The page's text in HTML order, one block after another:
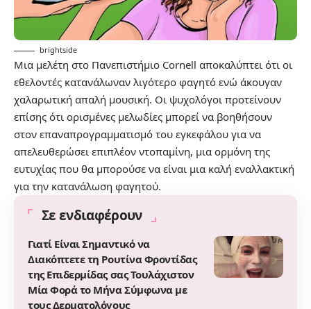
brightside
Μια μελέτη στο Πανεπιστήμιο Cornell αποκαλύπτει ότι οι
εθελοντές κατανάλωναν λιγότερο φαγητό ενώ άκουγαν
χαλαρωτική απαλή μουσική. Οι ψυχολόγοι προτείνουν
επίσης ότι ορισμένες μελωδίες μπορεί να βοηθήσουν
στον επαναπρογραμματισμό του εγκεφάλου για να
απελευθερώσει επιπλέον ντοπαμίνη, μια ορμόνη της
ευτυχίας που θα μπορούσε να είναι μια καλή εναλλακτική
για την κατανάλωση φαγητού.
Σε ενδιαφέρουν
Γιατί Είναι Σημαντικό να
Διακόπτετε τη Ρουτίνα Φροντίδας
της Επιδερμίδας σας Τουλάχιστον
Μία Φορά το Μήνα Σύμφωνα με
τους Δερματολόγους